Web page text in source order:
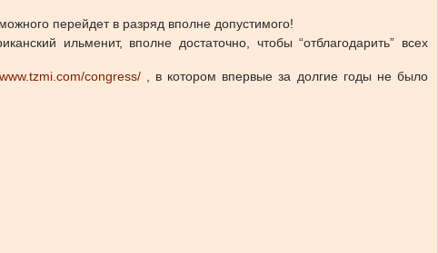
перейдет в разряд вполне допустимого!
ильменит, вполне достаточно, чтобы “отблагодарить” всех
congress/, в котором впервые за долгие годы не было